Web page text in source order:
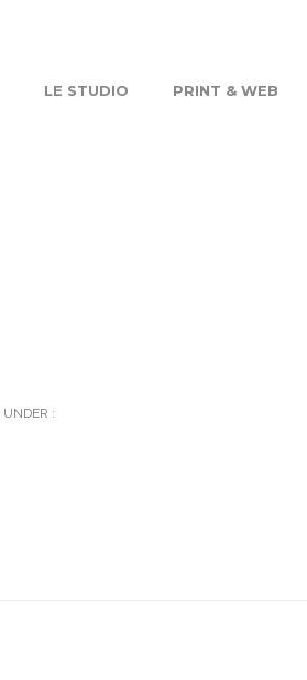
LE STUDIO PRINT & WEB
UNDER :